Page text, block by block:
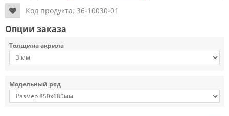
Код продукта: 36-10030-01
Опции заказа
Толщина акрила
Модельный ряд